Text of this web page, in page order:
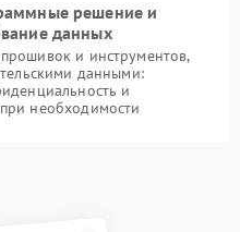
решение и
данных
и инструментов,
данными:
и
необходимости